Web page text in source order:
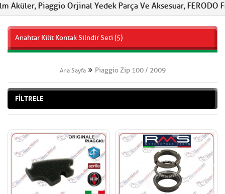
Orjinal Yedek Parça Ve Aksesuar, FERODO Fren
Anahtar Kilit Kontak Silndir Seti (5)
Ana Sayfa Piaggio Zip 100 / 2009
FİLTRELE